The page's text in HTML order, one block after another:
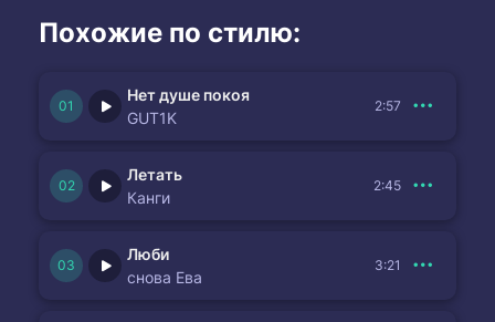
Похожие по стилю:
Нет душе покоя
GUT1K
2:57
Летать
Канги
2:45
Люби
снова Ева
3:21